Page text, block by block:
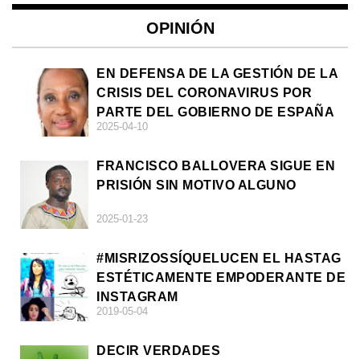
OPINIÓN
EN DEFENSA DE LA GESTIÓN DE LA
CRISIS DEL CORONAVIRUS POR
PARTE DEL GOBIERNO DE ESPAÑA
2025-04-10
FRANCISCO BALLOVERA SIGUE EN
PRISIÓN SIN MOTIVO ALGUNO
2025-01-23
#MISRIZOSSÍQUELUCEN EL HASTAG
ESTÉTICAMENTE EMPODERANTE DE
INSTAGRAM
2019-05-04
DECIR VERDADES